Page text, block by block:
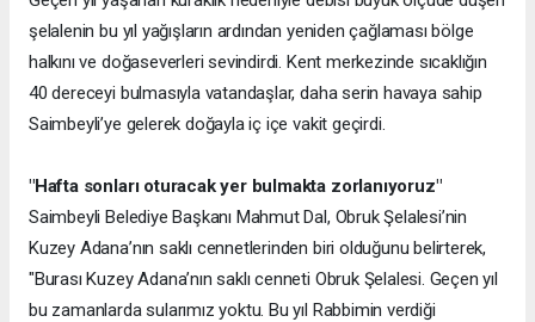
şelalenin bu yıl yağışların ardından yeniden çağlaması bölge
halkını ve doğaseverleri sevindirdi. Kent merkezinde sıcaklığın
40 dereceyi bulmasıyla vatandaşlar, daha serin havaya sahip
Saimbeyli’ye gelerek doğayla iç içe vakit geçirdi.
"Hafta sonları oturacak yer bulmakta zorlanıyoruz"
Saimbeyli Belediye Başkanı Mahmut Dal, Obruk Şelalesi’nin
Kuzey Adana’nın saklı cennetlerinden biri olduğunu belirterek,
"Burası Kuzey Adana’nın saklı cenneti Obruk Şelalesi. Geçen yıl
bu zamanlarda sularımız yoktu. Bu yıl Rabbimin verdiği